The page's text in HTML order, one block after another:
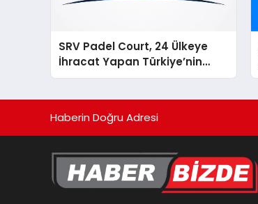
SRV Padel Court, 24 Ülkeye
İhracat Yapan Türkiye’nin
Padel Kortu Üretim Gücü
Haberin Doğru Adresi